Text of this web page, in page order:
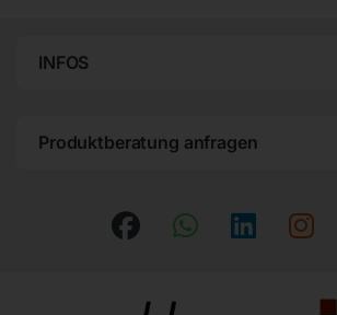
INFOS
Produktberatung anfragen